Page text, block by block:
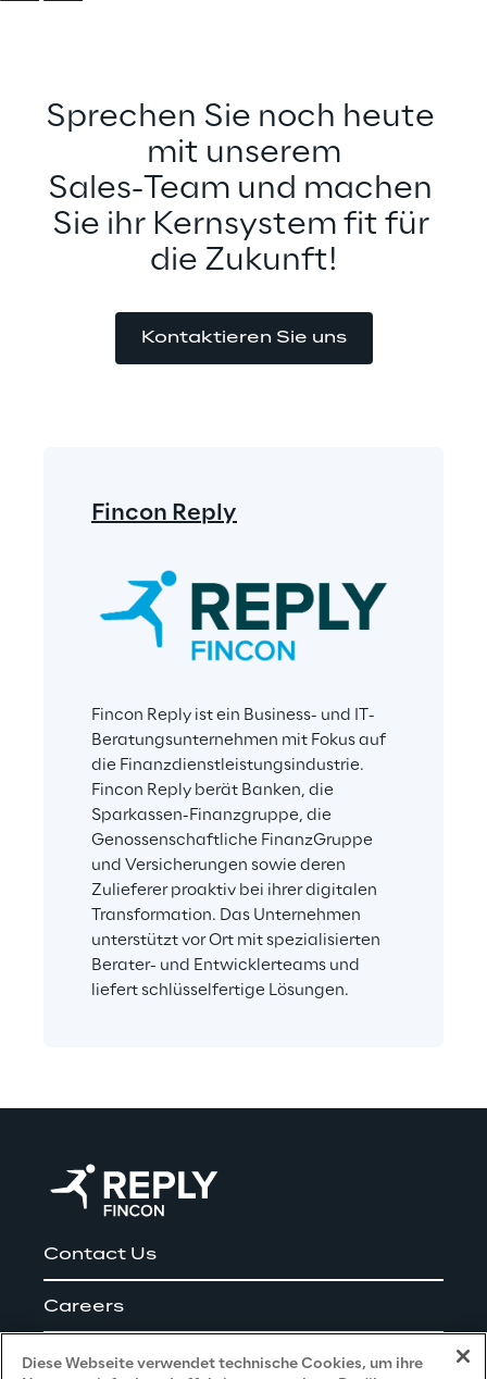
Sprechen Sie noch heute
mit unserem
Sales-Team und machen
Sie ihr Kernsystem fit für
die Zukunft!
Kontaktieren Sie uns
Fincon Reply
Fincon Reply ist ein Business- und IT-
Beratungsunternehmen mit Fokus auf
die Finanzdienstleistungsindustrie.
Fincon Reply berät Banken, die
Sparkassen-Finanzgruppe, die
Genossenschaftliche FinanzGruppe
und Versicherungen sowie deren
Zulieferer proaktiv bei ihrer digitalen
Transformation. Das Unternehmen
unterstützt vor Ort mit spezialisierten
Berater- und Entwicklerteams und
liefert schlüsselfertige Lösungen.
Contact Us
Careers
Impressum
Diese Webseite verwendet technische Cookies, um ihre